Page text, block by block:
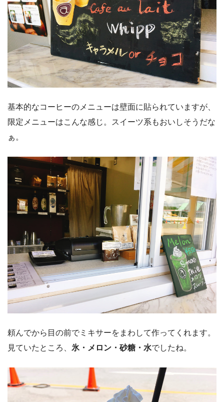
基本的なコーヒーのメニューは壁面に貼られていますが、
限定メニューはこんな感じ。スイーツ系もおいしそうだな
ぁ。
頼んでから目の前でミキサーをまわして作ってくれます。
見ていたところ、 氷・メロン・砂糖・水でしたね。